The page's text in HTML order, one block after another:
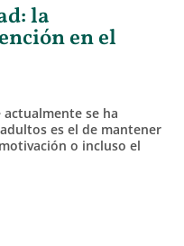
la
en el
se ha
es el de mantener
o incluso el